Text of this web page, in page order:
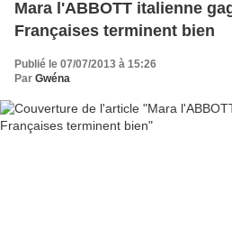
Mara l'ABBOTT italienne
Françaises terminent bien
Publié le 07/07/2013 à 15:26
Par Gwéna